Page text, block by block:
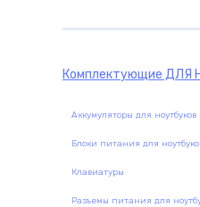
Комплектующие ДЛЯ
Аккумуляторы для ноутбуков
Блоки питания для
Клавиатуры
Разъемы питания для